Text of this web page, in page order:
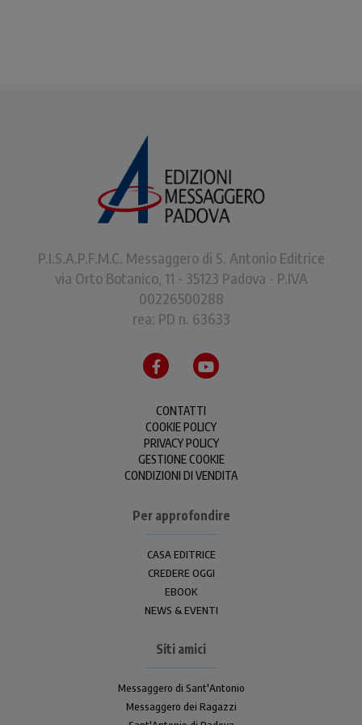
P.I.S.A.P.F.M.C. Messaggero di S. Antonio Editrice
via Orto Botanico, 11 - 35123 Padova - P.IVA
00226500288
rea: PD n. 63633
CONTATTI
COOKIE POLICY
PRIVACY POLICY
GESTIONE COOKIE
CONDIZIONI DI VENDITA
Per approfondire
CASA EDITRICE
CREDERE OGGI
EBOOK
NEWS & EVENTI
Siti amici
Messaggero di Sant'Antonio
Messaggero dei Ragazzi